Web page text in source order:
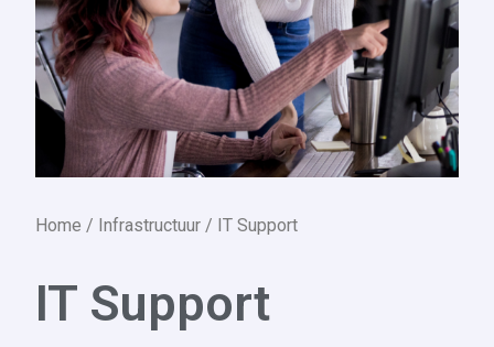
Home / Infrastructuur / IT Support
IT Support